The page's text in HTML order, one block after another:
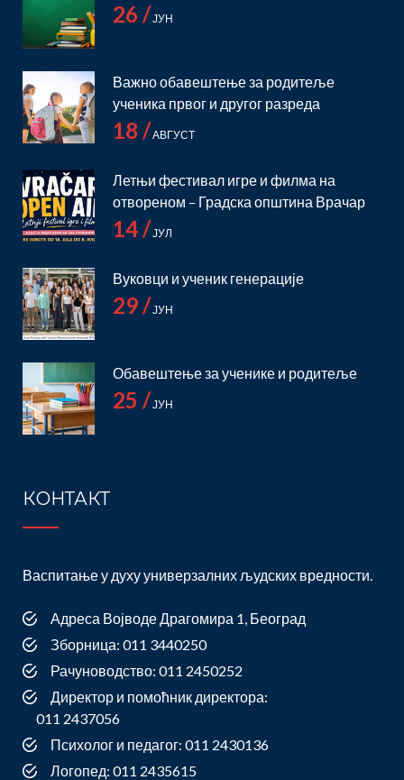
26 /ЈУН
Важно обавештење за родитеље
ученика првог и другог разреда
18 /АВГУСТ
Летњи фестивал игре и филма на
отвореном – Градска општина Врачар
14 /ЈУЛ
Вуковци и ученик генерације
29 /ЈУН
Обавештење за ученике и родитеље
25 /ЈУН
КОНТАКТ
Васпитање у духу универзалних људских вредности.
Адреса Војводе Драгомира 1, Београд
Зборница: 011 3440250
Рачуноводство: 011 2450252
Директор и помоћник директора:
011 2437056
Психолог и педагог: 011 2430136
Логопед: 011 2435615